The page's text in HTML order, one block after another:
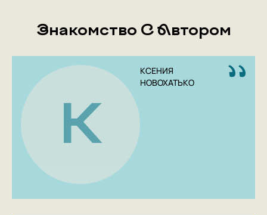
татам. Совершая ошибки, сталкиваясь с неудачами и
ством, Сахаров всегда выбирал действие: ставил под
сомнение
то, что считалось неоспоримым, говорил на равных с
главами
государств, бросал вызов бесправию,
несправедливости и авто-
ритетам.
Гениальный физик, «отец» советской водородной
бомбы и пра-
возащитник, лауреат Нобелевской премии мира,
Сахаров был че-
ловеком, который не боялся — думать, высказываться,
Знакомство С Автором
К
КСЕНИЯ
НОВОХАТЬКО